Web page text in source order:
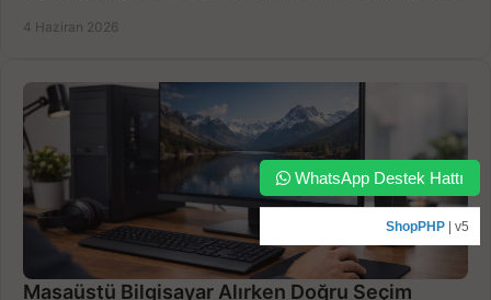
4 Haziran 2026
Masaüstü Bilgisayar Alırken Doğru Seçim
WhatsApp Destek Hattı
ShopPHP | v5